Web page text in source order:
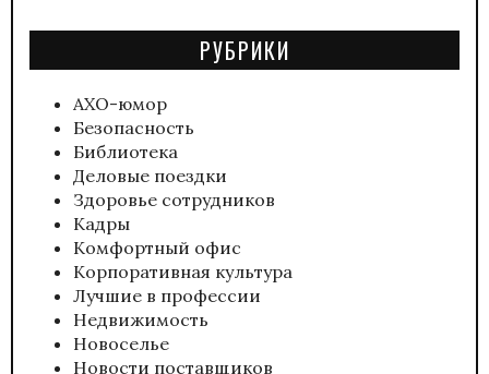
РУБРИКИ
АХО-юмор
Безопасность
Библиотека
Деловые поездки
Здоровье сотрудников
Кадры
Комфортный офис
Корпоративная культура
Лучшие в профессии
Недвижимость
Новоселье
Новости поставщиков